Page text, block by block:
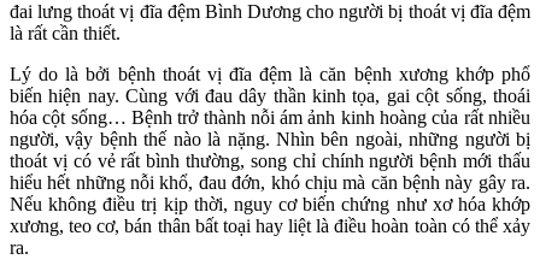
đai lưng thoát vị đĩa đệm Bình Dương cho người bị thoát vị đĩa đệm
là rất cần thiết.
Lý do là bởi bệnh thoát vị đĩa đệm là căn bệnh xương khớp phổ
biến hiện nay. Cùng với đau dây thần kinh tọa, gai cột sống, thoái
hóa cột sống… Bệnh trở thành nỗi ám ảnh kinh hoàng của rất nhiều
người, vậy bệnh thế nào là nặng. Nhìn bên ngoài, những người bị
thoát vị có vẻ rất bình thường, song chỉ chính người bệnh mới thấu
hiểu hết những nỗi khổ, đau đớn, khó chịu mà căn bệnh này gây ra.
Nếu không điều trị kịp thời, nguy cơ biến chứng như xơ hóa khớp
xương, teo cơ, bán thân bất toại hay liệt là điều hoàn toàn có thể xảy
ra.